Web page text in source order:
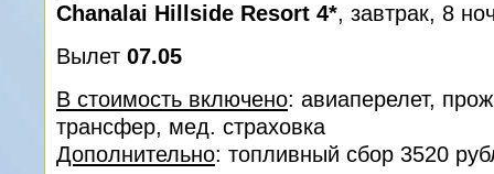
Chanalai Hillside Resort 4*, завтрак, 8
Вылет 07.05
В стоимость включено: авиаперелет,
трансфер, мед. cтраховка
Дополнительно: топливный сбор 3520